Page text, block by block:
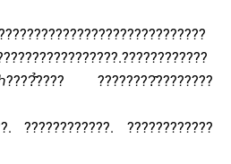
????????̂????????
????????????. ????????????